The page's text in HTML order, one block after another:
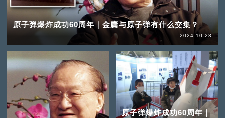
原子弹爆炸成功60周年｜金庸与原子弹有什么交集？
2024-10-23
原子弹爆炸成功60周年｜